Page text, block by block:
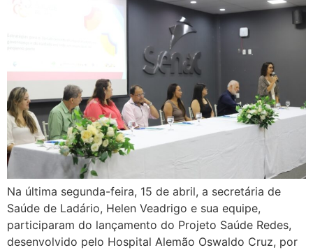
Na última segunda-feira, 15 de abril, a secretária de
Saúde de Ladário, Helen Veadrigo e sua equipe,
participaram do lançamento do Projeto Saúde Redes,
desenvolvido pelo Hospital Alemão Oswaldo Cruz, por